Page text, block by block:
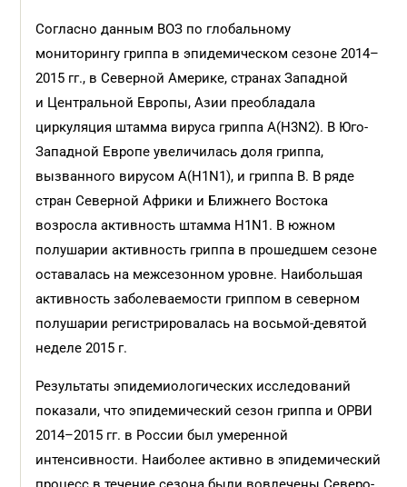
Согласно данным ВОЗ по глобальному
мониторингу гриппа в эпидемическом сезоне 2014–
2015 гг., в Северной Америке, странах Западной
и Центральной Европы, Азии преобладала
циркуляция штамма вируса гриппа A(Н3N2). В Юго-
Западной Европе увеличилась доля гриппа,
вызванного вирусом А(H1N1), и гриппа В. В ряде
стран Северной Африки и Ближнего Востока
возросла активность штамма H1N1. В южном
полушарии активность гриппа в прошедшем сезоне
оставалась на межсезонном уровне. Наибольшая
активность заболеваемости гриппом в северном
полушарии регистрировалась на восьмой-девятой
неделе 2015 г.
Результаты эпидемиологических исследований
показали, что эпидемический сезон гриппа и ОРВИ
2014–2015 гг. в России был умеренной
интенсивности. Наиболее активно в эпидемический